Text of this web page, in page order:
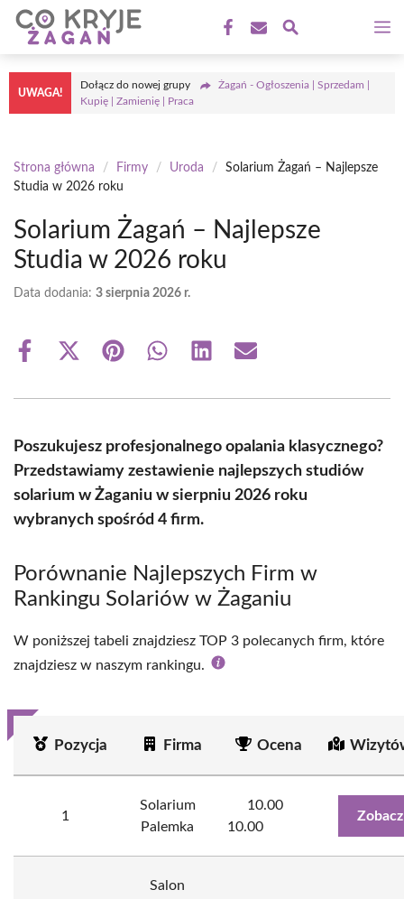
Przejdź
treści
UWAGA!
Dołącz do nowej grupy
Żagań - Ogłoszenia | Sprzedam |
Kupię | Zamienię | Praca
Strona główna / Firmy / Uroda /
Solarium Żagań – Najlepsze
Studia w 2026 roku
Solarium Żagań – Najlepsze
Studia w 2026 roku
Data dodania: 3 sierpnia 2026 r.
Share
Share
(Twitter)
Share Share Share Share
Poszukujesz profesjonalnego opalania klasycznego?
Przedstawiamy zestawienie najlepszych studiów
solarium w Żaganiu w sierpniu 2026 roku
wybranych spośród 4 firm.
Porównanie Najlepszych Firm w
Rankingu Solariów w Żaganiu
W poniższej tabeli znajdziesz TOP 3 polecanych firm, które
znajdziesz w naszym rankingu.
Pozycja Firma Ocena
1
Solarium
Palemka
10.00
10.00
Salon